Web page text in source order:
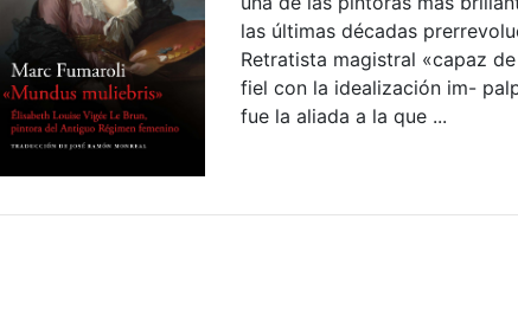
las últimas décadas
Retratista magistral «capaz
fiel con la idealización im-
fue la aliada a la que ...